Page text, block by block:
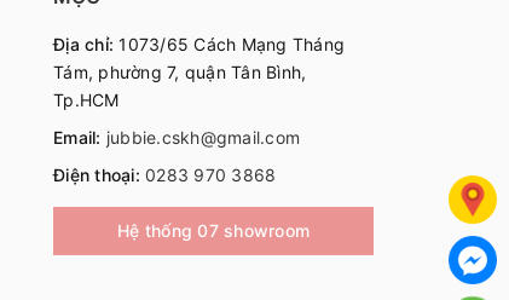
Địa chỉ: 1073/65 Cách Mạng Tháng
Tám, phường 7, quận Tân Bình,
Tp.HCM
Email: jubbie.cskh@gmail.com
Điện thoại: 0283 970 3868
Hệ thống 07 showroom